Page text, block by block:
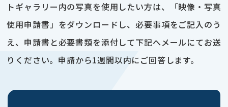
トギャラリー内の写真を使用したい方は、「映像・写真
使用申請書」をダウンロードし、必要事項をご記入のう
え、申請書と必要書類を添付して下記へメールにてお送
りください。申請から1週間以内にご回答します。